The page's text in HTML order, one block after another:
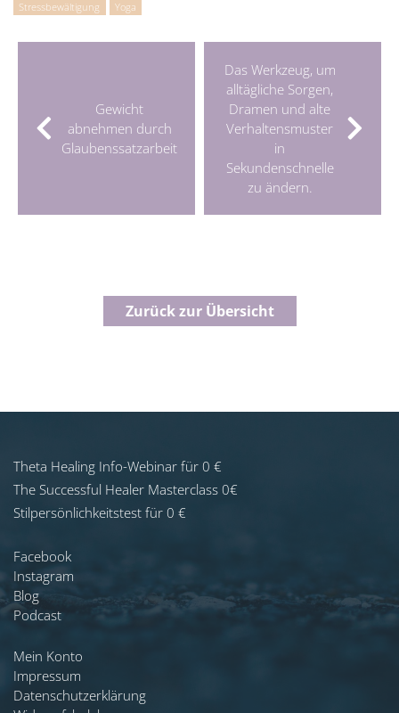
Stressbewältigung
Yoga
Gewicht
abnehmen durch
Glaubenssatzarbeit
Das Werkzeug, um
alltägliche Sorgen,
Dramen und alte
Verhaltensmuster
in
Sekundenschnelle
zu ändern.
Zurück zur Übersicht
Theta Healing Info-Webinar für 0 €
The Successful Healer Masterclass 0€
Stilpersönlichkeitstest für 0 €
Facebook
Instagram
Blog
Podcast
Mein Konto
Impressum
Datenschutzerklärung